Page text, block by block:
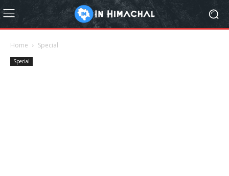
Home Special
Special